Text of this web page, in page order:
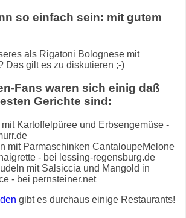
so einfach sein: mit gutem
als Rigatoni Bolognese mit
Das gilt es zu diskutieren ;-)
Fans waren sich einig daß
Gerichte sind:
Kartoffelpüree und Erbsengemüse -
mit Parmaschinken CantaloupeMelone
- bei lessing-regensburg.de
mit Salsiccia und Mangold in
- bei pernsteiner.net
gibt es durchaus einige Restaurants!